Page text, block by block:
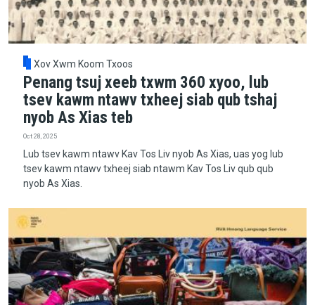
Xov Xwm Koom Txoos
Penang tsuj xeeb txwm 360 xyoo, lub
tsev kawm ntawv txheej siab qub tshaj
nyob As Xias teb
Oct 28, 2025
Lub tsev kawm ntawv Kav Tos Liv nyob As Xias, uas yog lub
tsev kawm ntawv txheej siab ntawm Kav Tos Liv qub qub
nyob As Xias.